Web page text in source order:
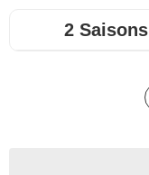
2 Saisons